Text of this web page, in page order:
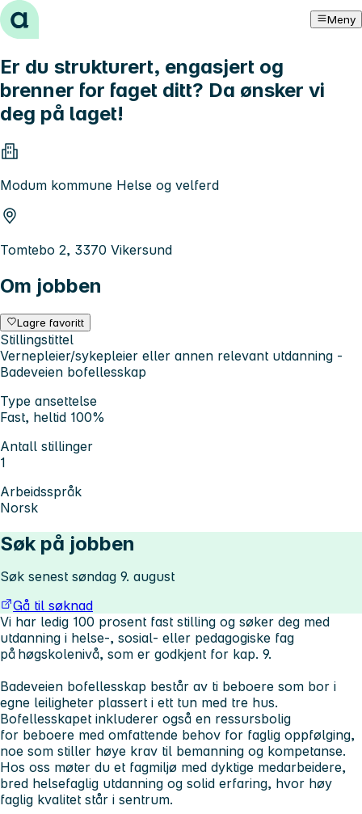
Hopp til innhold Meny
Er du strukturert, engasjert og
brenner for faget ditt? Da ønsker vi
deg på laget!
Modum kommune Helse og velferd
Tomtebo 2, 3370 Vikersund
Om jobben
Lagre favoritt
Stillingstittel
Vernepleier/sykepleier eller annen relevant utdanning -
Badeveien bofellesskap
Type ansettelse
Fast, heltid 100%
Antall stillinger
1
Arbeidsspråk
Norsk
Søk på jobben
Søk senest søndag 9. august
Gå til søknad
Vi har ledig 100 prosent fast stilling og søker deg med
utdanning i helse-, sosial- eller pedagogiske fag
på høgskolenivå, som er godkjent for kap. 9.
Badeveien bofellesskap består av ti beboere som bor i
egne leiligheter plassert i ett tun med tre hus.
Bofellesskapet inkluderer også en ressursbolig
for beboere med omfattende behov for faglig oppfølging,
noe som stiller høye krav til bemanning og kompetanse.
Hos oss møter du et fagmiljø med dyktige medarbeidere,
bred helsefaglig utdanning og solid erfaring, hvor høy
faglig kvalitet står i sentrum.